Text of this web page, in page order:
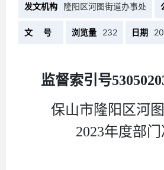
发文机构 隆阳区河图街道办事处
文 号 浏览量 232 日期
监督索引号
保山市隆阳区河
2023年度部